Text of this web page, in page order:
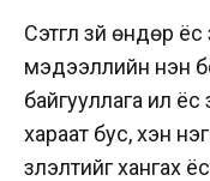
Сэтгүүл зүй өндөр
мэдээллийн үнэн
байгууллага илүү
хараат бус, хэн
үзүүлэлтийг хангах